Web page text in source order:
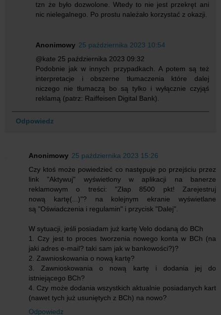
tzn że było dozwolone. Wtedy to nie jest przekręt ani
nic nielegalnego. Po prostu należało korzystać z okazji.
Anonimowy 25 października 2023 10:54
@kate 25 października 2023 09:32
Podobnie jak w innych przypadkach. A potem są też
interpretacje i obszerne tłumaczenia które dalej
niczego nie tłumaczą bo są tylko i wyłącznie czyjąś
reklamą (patrz: Raiffeisen Digital Bank).
Odpowiedz
Anonimowy 25 października 2023 15:26
Czy ktoś może powiedzieć co następuje po przejściu przez
link "Aktywuj" wyświetlony w aplikacji na banerze
reklamowym o treści: "Złap 8500 pkt! Zarejestruj
nową kartę(...)"? na kolejnym ekranie wyświetlane
są "Oświadczenia i regulamin" i przycisk "Dalej".
W sytuacji, jeśli posiadam już kartę Velo dodaną do BCh
1. Czy jest to proces tworzenia nowego konta w BCh (na
jaki adres e-mail? taki sam jak w bankowości?)?
2. Zawnioskowania o nową kartę?
3. Zawnioskowania o nową kartę i dodania jej do
istniejącego BCh?
4. Czy może dodania wszystkich aktualnie posiadanych kart
(nawet tych już usuniętych z BCh) na nowo?
Odpowiedz